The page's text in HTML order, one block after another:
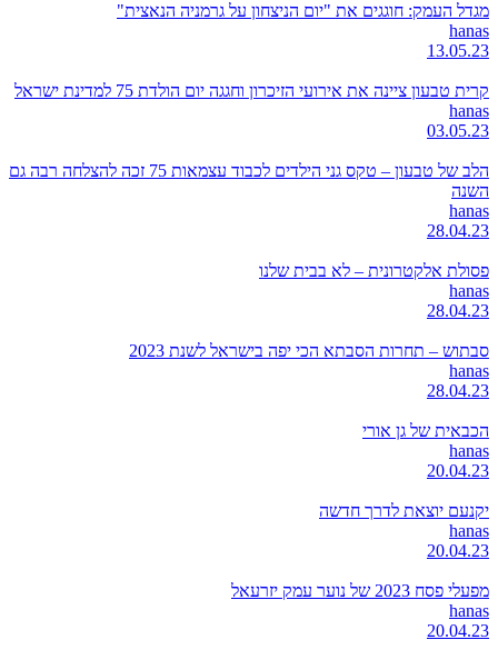
מגדל העמק: חוגגים את "יום הניצחון על גרמניה הנאצית"
hanas
13.05.23
קרית טבעון ציינה את אירועי הזיכרון וחגגה יום הולדת 75 למדינת ישראל
hanas
03.05.23
הלב של טבעון – טקס גני הילדים לכבוד עצמאות 75 זכה להצלחה רבה גם
השנה
hanas
28.04.23
פסולת אלקטרונית – לא בבית שלנו
hanas
28.04.23
סבתוש – תחרות הסבתא הכי יפה בישראל לשנת 2023
hanas
28.04.23
הכבאית של גן אורי
hanas
20.04.23
יקנעם יוצאת לדרך חדשה
hanas
20.04.23
מפעלי פסח 2023 של נוער עמק יזרעאל
hanas
20.04.23